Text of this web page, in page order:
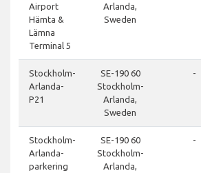
Airport
Hämta &
Lämna
Terminal 5
Arlanda,
Sweden
Stockholm-
Arlanda-
P21
SE-190 60
Stockholm-
Arlanda,
Sweden
-
Stockholm-
Arlanda-
parkering
SE-190 60
Stockholm-
Arlanda,
-